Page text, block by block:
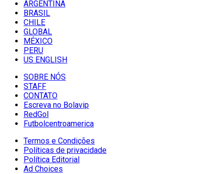
ARGENTINA
BRASIL
CHILE
GLOBAL
MÉXICO
PERU
US ENGLISH
SOBRE NÓS
STAFF
CONTATO
Escreva no Bolavip
RedGol
Futbolcentroamerica
Termos e Condições
Políticas de privacidade
Política Editorial
Ad Choices